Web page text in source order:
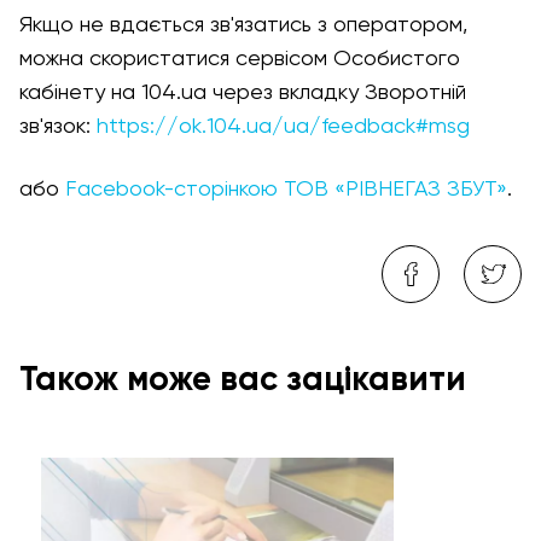
Якщо не вдається зв'язатись з оператором,
можна скористатися сервісом Особистого
кабінету на 104.ua через вкладку Зворотній
зв'язок: https://ok.104.ua/ua/feedback#msg
або Facebook-сторінкою ТОВ «РІВНЕГАЗ ЗБУТ».
Також може вас зацікавити